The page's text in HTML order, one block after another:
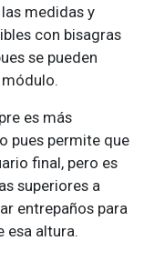
medidas y
con bisagras
se pueden
es más
pues permite que
final, pero es
superiores a
entrepaños para
esa altura.